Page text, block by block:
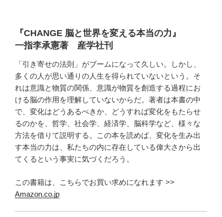
『CHANGE 脳と世界を変える本当の力』
一指李承憲著 産学社刊
「引き寄せの法則」がブームになって久しい。しかし、
多くの人が思い通りの人生を得られていないという。そ
れは意識と物質の関係、意識が物質を創造する過程にお
ける脳の作用を理解していないからだ。著者は本書の中
で、変化はどうあるべきか、どうすれば変化をもたらせ
るのかを、哲学、社会学、経済学、脳科学など、様々な
方法を借りて説明する。この本を読めば、変化を生み出
す本当の力は、私たちの内に存在している偉大さから出
てくるという事実に気づくだろう。
この書籍は、こちらでお買い求めになれます >>
Amazon.co.jp